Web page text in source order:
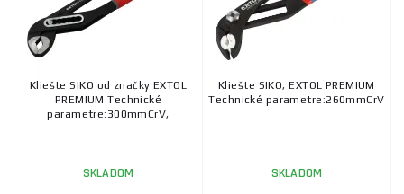
Kliešte SIKO od značky EXTOL
PREMIUM Technické
parametre:300mmCrV,
SKLADOM
Kliešte SIKO, EXTOL PREMIUM
Technické parametre:260mmCrV
SKLADOM